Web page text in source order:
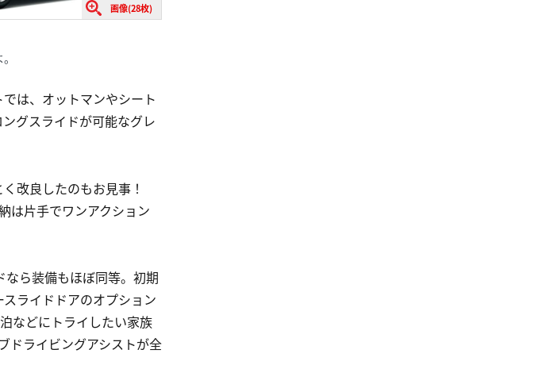
画像(28枚)
は、オットマンやシート
グスライドが可能なグレ
く改良したのもお見事！
は片手でワンアクション
ら装備もほぼ同等。初期
ライドドアのオプション
などにトライしたい家族
ドライビングアシストが全